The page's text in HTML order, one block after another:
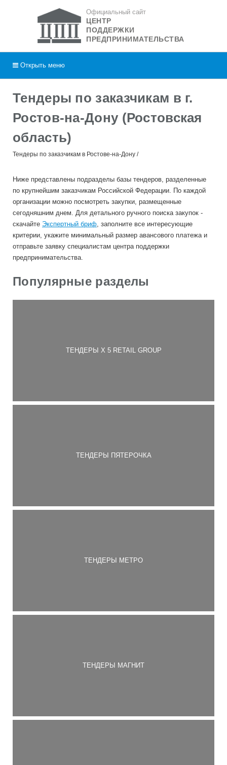
Официальный сайт
ЦЕНТР
ПОДДЕРЖКИ
ПРЕДПРИНИМАТЕЛЬСТВА
Открыть меню
Тендеры по заказчикам в г.
Ростов-на-Дону (Ростовская
область)
Тендеры по заказчикам в Ростове-на-Дону
Ниже представлены подразделы базы тендеров, разделенные
по крупнейшим заказчикам Российской Федерации. По каждой
организации можно посмотреть закупки, размещенные
сегодняшним днем. Для детального ручного поиска закупок -
скачайте Экспертный бриф , заполните все интересующие
критерии, укажите минимальный размер авансового платежа и
отправьте заявку специалистам центра поддержки
предпринимательства.
Популярные разделы
ТЕНДЕРЫ Х 5 RETAIL GROUP
ТЕНДЕРЫ ПЯТЕРОЧКА
ТЕНДЕРЫ МЕТРО
ТЕНДЕРЫ МАГНИТ